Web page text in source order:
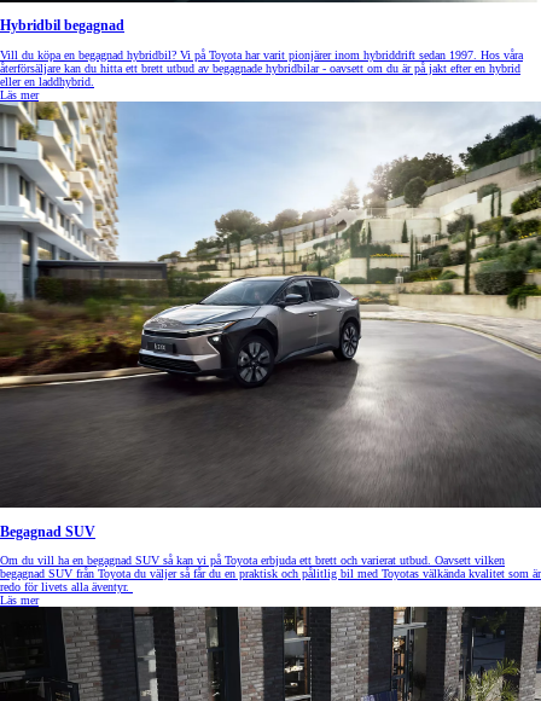
Hybridbil begagnad
Vill du köpa en begagnad hybridbil? Vi på Toyota har varit pionjärer inom hybriddrift sedan 1997. Hos våra
återförsäljare kan du hitta ett brett utbud av begagnade hybridbilar - oavsett om du är på jakt efter en hybrid
eller en laddhybrid.
Läs mer
Begagnad SUV
Om du vill ha en begagnad SUV så kan vi på Toyota erbjuda ett brett och varierat utbud. Oavsett vilken
begagnad SUV från Toyota du väljer så får du en praktisk och pålitlig bil med Toyotas välkända kvalitet som är
redo för livets alla äventyr.
Läs mer